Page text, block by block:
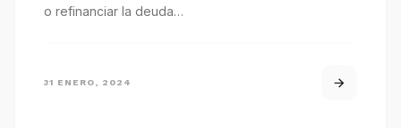
o refinanciar la deuda…
31 ENERO, 2024